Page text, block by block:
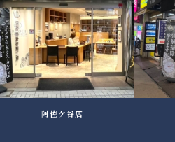
阿佐ケ谷店